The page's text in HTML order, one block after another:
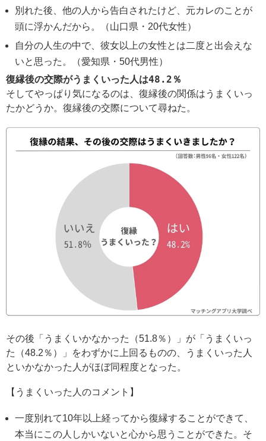
別れた後、他の人から告白されたけど、元カレのことが
頭に浮かんだから。（山口県・20代女性）
自分の人生の中で、彼女以上の女性とは二度と出会えな
いと思った。（愛知県・50代男性）
復縁後の交際がうまくいった人は48.2％
そしてやっぱり気になるのは、復縁後の関係はうまくいっ
たかどうか。復縁後の交際について尋ねた。
その後「うまくいかなかった（51.8％）」が「うまくいっ
た（48.2％）」をわずかに上回るものの、うまくいった人
といかなかった人がほぼ同程度となった。
【うまくいった人のコメント】
一度別れて10年以上経ってから復縁することができて、
本当にこの人しかいないと心から思うことができた。そ